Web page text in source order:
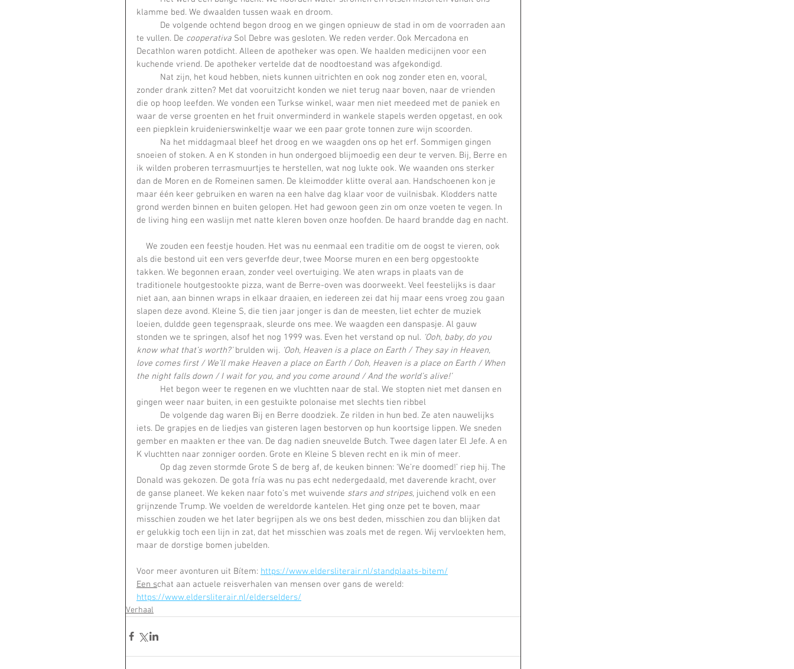
klamme bed. We dwaalden tussen waak en droom.
te vullen. De cooperativa Sol Debre was gesloten. We reden verder. Ook Mercadona en
Decathlon waren potdicht. Alleen de apotheker was open. We haalden medicijnen voor een
kuchende vriend. De apotheker vertelde dat de noodtoestand was afgekondigd.
zonder drank zitten? Met dat vooruitzicht konden we niet terug naar boven, naar de vrienden
die op hoop leefden. We vonden een Turkse winkel, waar men niet meedeed met de paniek en
waar de verse groenten en het fruit onverminderd in wankele stapels werden opgetast, en ook
een piepklein kruidenierswinkeltje waar we een paar grote tonnen zure wijn scoorden.
snoeien of stoken. A en K stonden in hun ondergoed blijmoedig een deur te verven. Bij, Berre en
ik wilden proberen terrasmuurtjes te herstellen, wat nog lukte ook. We waanden ons sterker
dan de Moren en de Romeinen samen. De kleimodder klitte overal aan. Handschoenen kon je
maar één keer gebruiken en waren na een halve dag klaar voor de vuilnisbak. Klodders natte
grond werden binnen en buiten gelopen. Het had gewoon geen zin om onze voeten te vegen. In
de living hing een waslijn met natte kleren boven onze hoofden. De haard brandde dag en nacht.
We zouden een feestje houden. Het was nu eenmaal een traditie om de oogst te vieren, ook
als die bestond uit een vers geverfde deur, twee Moorse muren en een berg opgestookte
takken. We begonnen eraan, zonder veel overtuiging. We aten wraps in plaats van de
traditionele houtgestookte pizza, want de Berre-oven was doorweekt. Veel feestelijks is daar
niet aan, aan binnen wraps in elkaar draaien, en iedereen zei dat hij maar eens vroeg zou gaan
slapen deze avond. Kleine S, die tien jaar jonger is dan de meesten, liet echter de muziek
loeien, duldde geen tegenspraak, sleurde ons mee. We waagden een danspasje. Al gauw
stonden we te springen, alsof het nog 1999 was. Even het verstand op nul. ‘Ooh, baby, do you
know what that’s worth?’ brulden wij. ‘Ooh, Heaven is a place on Earth / They say in Heaven,
love comes first / We’ll make Heaven a place on Earth / Ooh, Heaven is a place on Earth / When
the night falls down / I wait for you, and you come around / And the world’s alive!’
gingen weer naar buiten, in een gestuikte polonaise met slechts tien ribbel
iets. De grapjes en de liedjes van gisteren lagen bestorven op hun koortsige lippen. We sneden
gember en maakten er thee van. De dag nadien sneuvelde Butch. Twee dagen later El Jefe. A en
K vluchtten naar zonniger oorden. Grote en Kleine S bleven recht en ik min of meer.
Donald was gekozen. De gota fría was nu pas echt nedergedaald, met daverende kracht, over
de ganse planeet. We keken naar foto’s met wuivende stars and stripes, juichend volk en een
grijnzende Trump. We voelden de wereldorde kantelen. Het ging onze pet te boven, maar
misschien zouden we het later begrijpen als we ons best deden, misschien zou dan blijken dat
er gelukkig toch een lijn in zat, dat het misschien was zoals met de regen. Wij vervloekten hem,
maar de dorstige bomen jubelden.
Voor meer avonturen uit Bítem: https://www.eldersliterair.nl/standplaats-bitem/
Een schat aan actuele reisverhalen van mensen over gans de wereld:
https://www.eldersliterair.nl/elderselders/
Verhaal